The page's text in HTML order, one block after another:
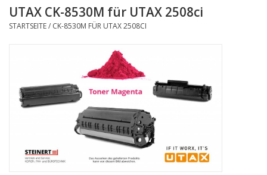
Toner
Marken
UTAX CK-8530M für UTAX 2508ci
STARTSEITE/ CK-8530M FÜR UTAX 2508CI